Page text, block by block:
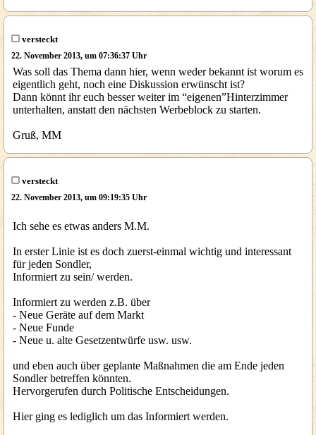
versteckt
22. November 2013, um 07:36:37 Uhr
Was soll das Thema dann hier, wenn weder bekannt ist worum es
eigentlich geht, noch eine Diskussion erwünscht ist?
Dann könnt ihr euch besser weiter im “eigenen”Hinterzimmer
unterhalten, anstatt den nächsten Werbeblock zu starten.
Gruß, MM
versteckt
22. November 2013, um 09:19:35 Uhr
Ich sehe es etwas anders M.M.
In erster Linie ist es doch zuerst-einmal wichtig und interessant
für jeden Sondler,
Informiert zu sein/ werden.
Informiert zu werden z.B. über
- Neue Geräte auf dem Markt
- Neue Funde
- Neue u. alte Gesetzentwürfe usw. usw.
und eben auch über geplante Maßnahmen die am Ende jeden
Sondler betreffen könnten.
Hervorgerufen durch Politische Entscheidungen.
Hier ging es lediglich um das Informiert werden.